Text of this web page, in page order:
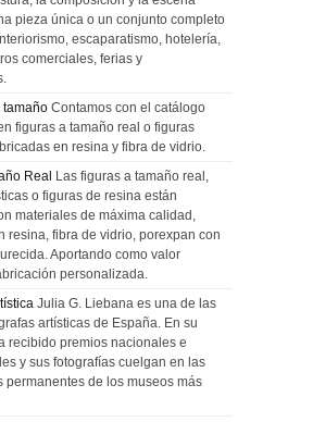
pieza única o un conjunto completo
escaparatismo, hotelería,
comerciales, ferias y
tamaño Contamos con el catálogo
figuras a tamaño real o figuras
en resina y fibra de vidrio.
Real Las figuras a tamaño real,
o figuras de resina están
materiales de máxima calidad,
resina, fibra de vidrio, porexpan con
Aportando como valor
personalizada.
Julia G. Liebana es una de las
artísticas de España. En su
recibido premios nacionales e
y sus fotografías cuelgan en las
permanentes de los museos más